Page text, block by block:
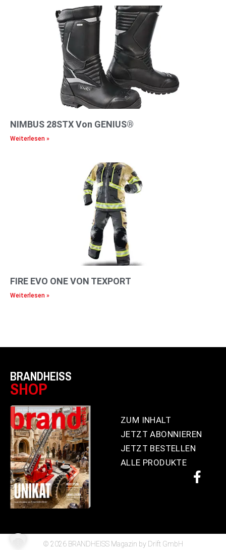
NIMBUS 28STX Von GENIUS®
Weiterlesen »
FIRE EVO ONE VON TEXPORT
Weiterlesen »
BRANDHEISS
SHOP
ZUM INHALT
JETZT ABONNIEREN
JETZT BESTELLEN
ALLE PRODUKTE
© 2026 BRANDHEISS Magazin by Drift GmbH